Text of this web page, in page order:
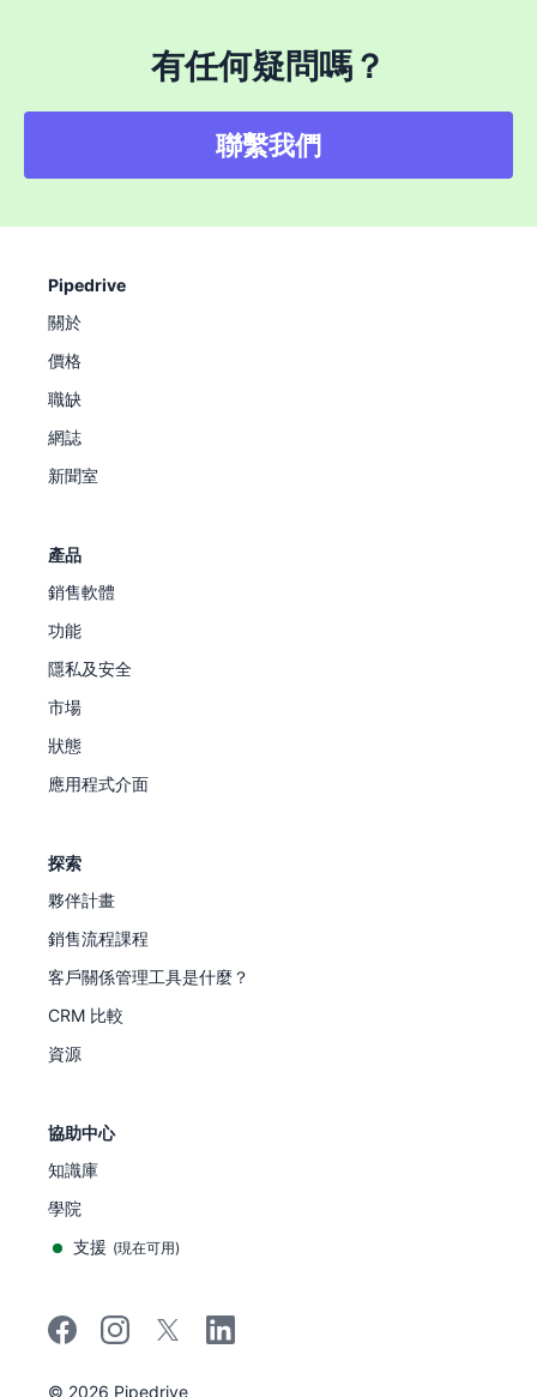
有任何疑問嗎？
聯繫我們
Pipedrive
關於
價格
職缺
網誌
新聞室
產品
銷售軟體
功能
隱私及安全
市場
狀態
應用程式介面
探索
夥伴計畫
銷售流程課程
客戶關係管理工具是什麼？
CRM 比較
資源
協助中心
知識庫
學院
支援 (現在可用)
© 2026 Pipedrive